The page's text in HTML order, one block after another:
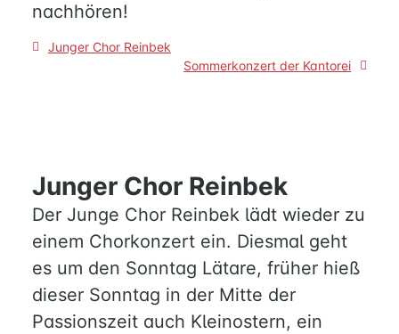
SÖDERBLOM-
KITAS
SCHNEEWITTCHENWEG
KINDERSCHIFF
FEIERN
GOTTESDIENST
TAUFE
nachhören!
Beitragsnavigation
Junger Chor Reinbek
Sommerkonzert der Kantorei
Junger Chor Reinbek
Der Junge Chor Reinbek lädt wieder zu
einem Chorkonzert ein. Diesmal geht
es um den Sonntag Lätare, früher hieß
dieser Sonntag in der Mitte der
Passionszeit auch Kleinostern, ein